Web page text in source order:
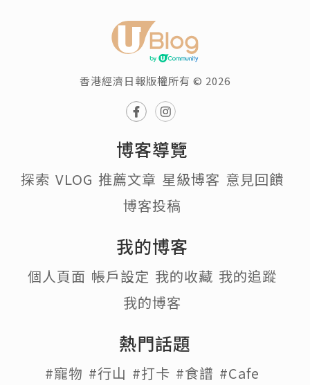
香港經濟日報版權所有 © 2026
博客導覽
探索 VLOG 推薦文章 星級博客 意見回饋
博客投稿
我的博客
個人頁面 帳戶設定 我的收藏 我的追蹤
我的博客
熱門話題
#寵物 #行山 #打卡 #食譜 #Cafe